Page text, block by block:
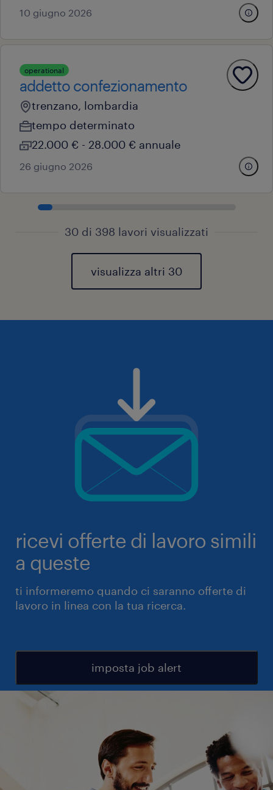
10 giugno 2026
operational
addetto confezionamento
trenzano, lombardia
tempo determinato
22.000 € - 28.000 € annuale
26 giugno 2026
30 di 398 lavori visualizzati
visualizza altri 30
ricevi offerte di lavoro simili
a queste
ti informeremo quando ci saranno offerte di
lavoro in linea con la tua ricerca.
imposta job alert